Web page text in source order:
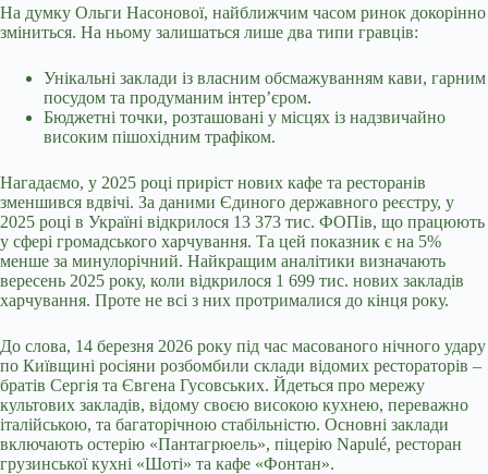
На думку Ольги Насонової, найближчим часом ринок докорінно
зміниться. На ньому залишаться лише два типи гравців:
Унікальні заклади із власним обсмажуванням кави, гарним
посудом та продуманим інтер’єром.
Бюджетні точки, розташовані у місцях із надзвичайно
високим пішохідним трафіком.
Нагадаємо, у 2025 році приріст нових кафе та ресторанів
зменшився вдвічі. За даними Єдиного державного реєстру, у
2025 році в Україні відкрилося 13 373 тис. ФОПів, що працюють
у сфері громадського харчування. Та цей показник є на 5%
менше за минулорічний. Найкращим аналітики визначають
вересень 2025 року, коли відкрилося 1 699 тис. нових закладів
харчування. Проте не всі з них протрималися до кінця року.
До слова, 14 березня 2026 року під час масованого нічного удару
по Київщині росіяни розбомбили склади відомих рестораторів –
братів Сергія та Євгена Гусовських. Йдеться про мережу
культових закладів, відому своєю високою кухнею, переважно
італійською, та багаторічною стабільністю. Основні заклади
включають остерію «Пантагрюель», піцерію Napulé, ресторан
грузинської кухні «Шоті» та кафе «Фонтан».